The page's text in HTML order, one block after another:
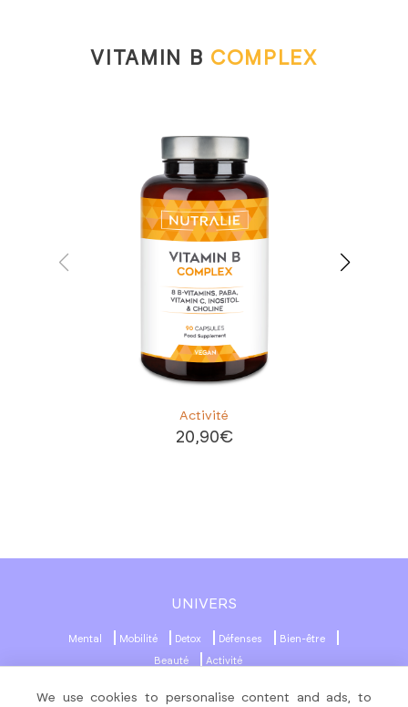
We use cookies to personalise content and ads, to
VITAMIN B COMPLEX
Activité
20,90€
UNIVERS
Mental Mobilité Detox Défenses Bien-être
Beauté Activité
MENU RÉSEAUX SOCIAUX